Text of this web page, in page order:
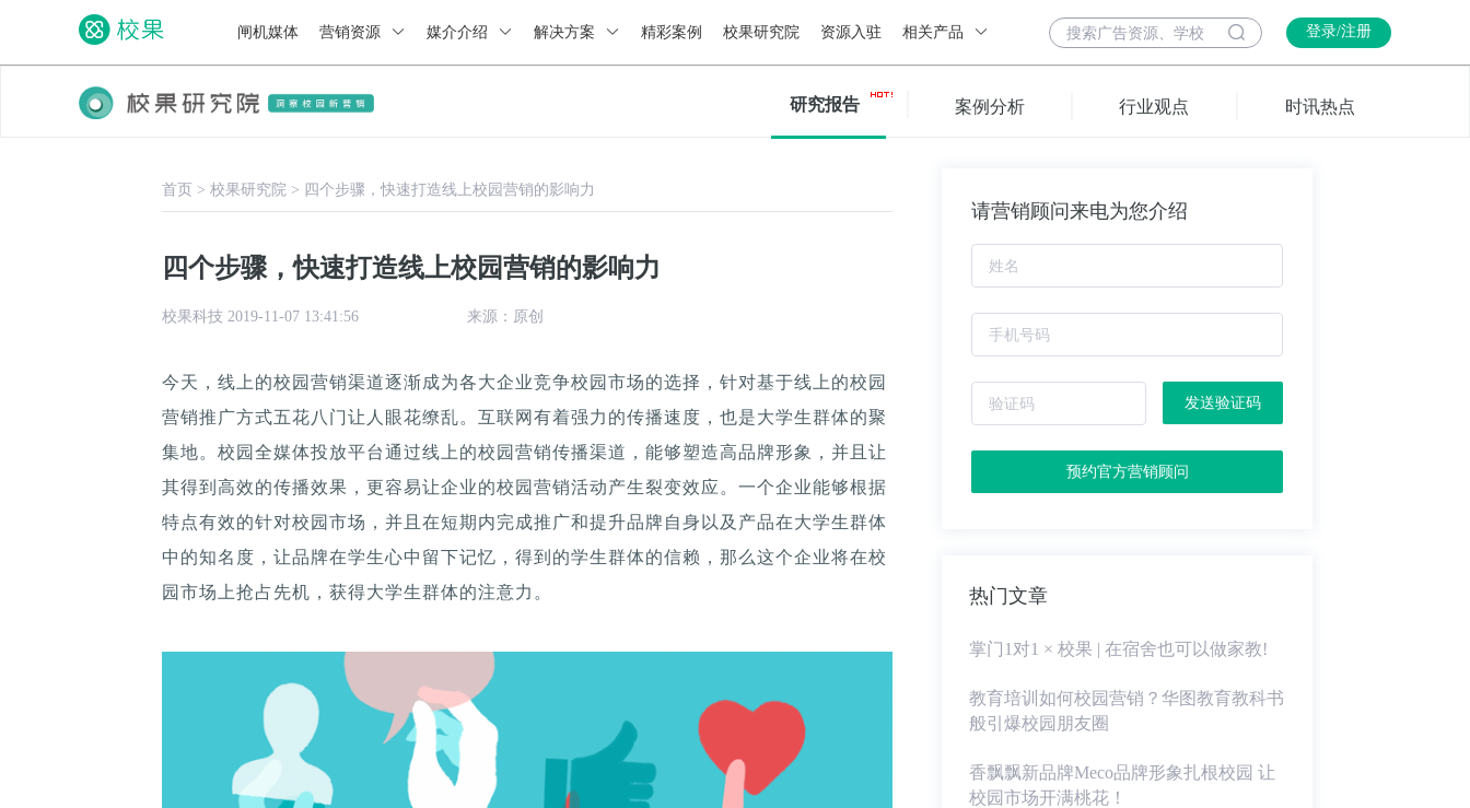
闸机媒体 营销资源 媒介介绍 解决方案 精彩案例 校果研究院 资源入驻 相关产品 登录/注册
研究报告 案例分析 行业观点 时讯热点
首页 > 校果研究院 > 四个步骤，快速打造线上校园营销的影响力
四个步骤，快速打造线上校园营销的影响力
校果科技 2019-11-07 13:41:56 来源：原创
今天，线上的校园营销渠道逐渐成为各大企业竞争校园市场的选择，针对基于线上的校园
营销推广方式五花八门让人眼花缭乱。互联网有着强力的传播速度，也是大学生群体的聚
集地。校园全媒体投放平台通过线上的校园营销传播渠道，能够塑造高品牌形象，并且让
其得到高效的传播效果，更容易让企业的校园营销活动产生裂变效应。一个企业能够根据
特点有效的针对校园市场，并且在短期内完成推广和提升品牌自身以及产品在大学生群体
中的知名度，让品牌在学生心中留下记忆，得到的学生群体的信赖，那么这个企业将在校
园市场上抢占先机，获得大学生群体的注意力。
请营销顾问来电为您介绍
发送验证码
预约官方营销顾问
热门文章
掌门1对1 × 校果 | 在宿舍也可以做家教!
教育培训如何校园营销？华图教育教科书
般引爆校园朋友圈
香飘飘新品牌Meco品牌形象扎根校园 让
校园市场开满桃花！